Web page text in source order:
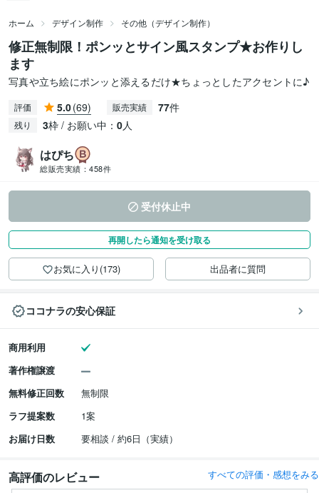
ホーム デザイン制作 その他（デザイン制作）
修正無制限！ポンッとサイン風スタンプ★お作りし
ます
写真や立ち絵にポンッと添えるだけ★ちょっとしたアクセントに♪
評価 5.0(69) 販売実績 77件
残り 3枠 / お願い中： 0人
はぴち
総販売実績： 458件
受付休止中
再開したら通知を受け取る
お気に入り(173) 出品者に質問
ココナラの安心保証
商用利用
著作権譲渡
無料修正回数
無制限
ラフ提案数
1案
お届け日数
要相談 / 約6日（実績）
高評価のレビュー すべての評価・感想をみる